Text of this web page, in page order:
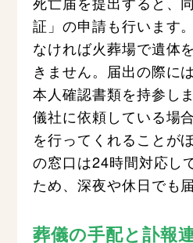
証」の申請も行います
なければ火葬場で遺体
きません。届出の際に
本人確認書類を持参し
儀社に依頼している場
を行ってくれることが
の窓口は24時間対応し
ため、深夜や休日でも
葬儀の手配と訃報